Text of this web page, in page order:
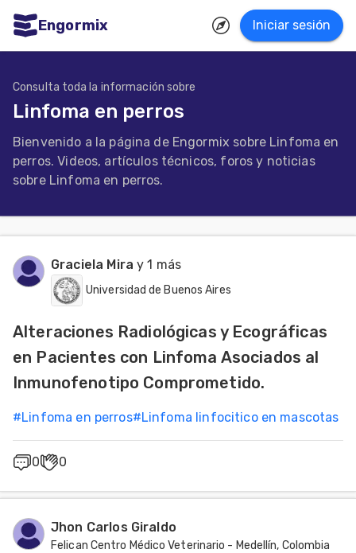
Engormix Iniciar sesión
Agricultura
Balanceados
Avicultura
Ganadería
Lechería
Porcicultura
Mascotas
Consulta toda la información sobre
Linfoma en perros
Bienvenido a la página de Engormix sobre Linfoma en
perros. Videos, artículos técnicos, foros y noticias
sobre Linfoma en perros.
Graciela Mira y 1 más
Universidad de Buenos Aires
Alteraciones Radiológicas y Ecográficas
en Pacientes con Linfoma Asociados al
Inmunofenotipo Comprometido.
#Linfoma en perros#Linfoma linfocitico en mascotas
0 0
Jhon Carlos Giraldo
Felican Centro Médico Veterinario - Medellín, Colombia